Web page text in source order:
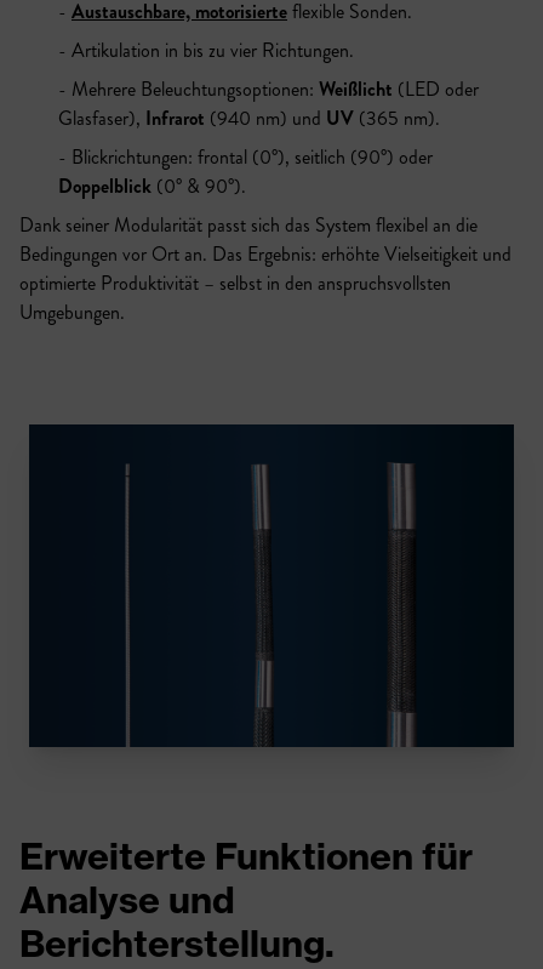
Austauschbare, motorisierteflexible Sonden.
Artikulation in bis zu vier Richtungen.
Mehrere Beleuchtungsoptionen: Weißlicht (LED oder
Glasfaser), Infrarot (940 nm) und UV (365 nm).
Blickrichtungen: frontal (0°), seitlich (90°) oder
Doppelblick (0° & 90°).
Dank seiner Modularität passt sich das System flexibel an die
Bedingungen vor Ort an. Das Ergebnis: erhöhte Vielseitigkeit und
optimierte Produktivität – selbst in den anspruchsvollsten
Umgebungen.
Erweiterte Funktionen für
Analyse und
Berichterstellung.